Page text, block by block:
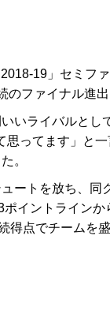
19」セミファ
ファイナル進出
いライバルとし
ってます」と
。
ートを放ち、同
イントライン
得点でチームを